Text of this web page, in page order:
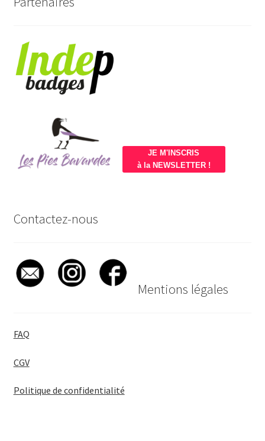
JE M'INSCRIS
à la NEWSLETTER !
Contactez-nous
Mentions légales
FAQ
CGV
Politique de confidentialité